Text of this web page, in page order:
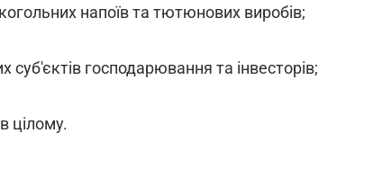
напоїв та тютюнових виробів;
суб'єктів господарювання та інвесторів;
цілому.